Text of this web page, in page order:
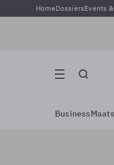
HomeDossiersEvents
Business